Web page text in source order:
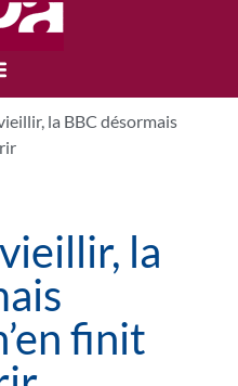
la BBC désormais
la
finit